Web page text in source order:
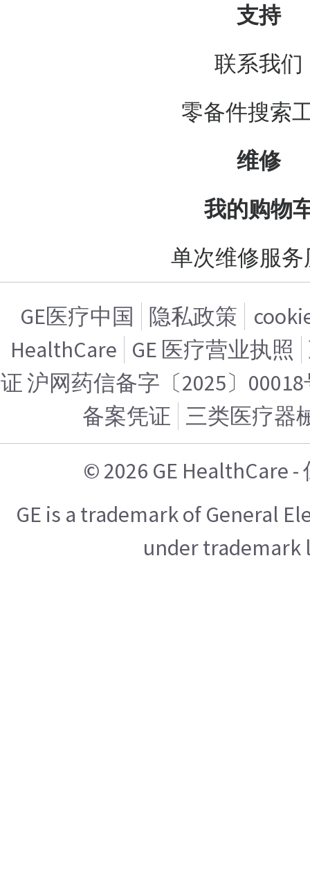
支持
联系我们
零备件搜索
维修
我的购物
单次维修服务
GE医疗中国 隐私政策
HealthCare GE 医疗营业执照
证 沪网药信备字〔2025〕
备案凭证 三类医疗器
© 2026 GE HealthCare
GE is a trademark of General
under trademark